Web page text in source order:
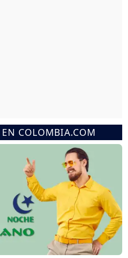
COLOMBIA.COM